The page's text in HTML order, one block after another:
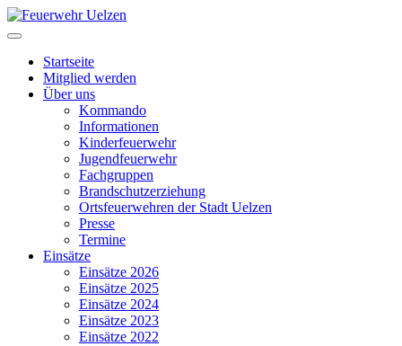
Startseite
Mitglied werden
Über uns
Kommando
Informationen
Kinderfeuerwehr
Jugendfeuerwehr
Fachgruppen
Brandschutzerziehung
Ortsfeuerwehren der Stadt Uelzen
Presse
Termine
Einsätze
Einsätze 2026
Einsätze 2025
Einsätze 2024
Einsätze 2023
Einsätze 2022